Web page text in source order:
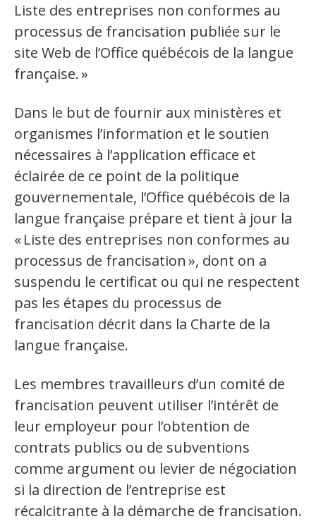
Jeux et outils terminolinguistiques
Intégration linguistique
Témoignages
Espace militant
Matériel à télécharger
Nos campagnes
Liste des entreprises non conformes au
processus de francisation publiée sur le
site Web de l’Office québécois de la langue
française. »
Dans le but de fournir aux ministères et
organismes l’information et le soutien
nécessaires à l’application efficace et
éclairée de ce point de la politique
gouvernementale, l’Office québécois de la
langue française prépare et tient à jour la
« Liste des entreprises non conformes au
processus de francisation », dont on a
suspendu le certificat ou qui ne respectent
pas les étapes du processus de
francisation décrit dans la Charte de la
langue française.
Les membres travailleurs d’un comité de
francisation peuvent utiliser l’intérêt de
leur employeur pour l’obtention de
contrats publics ou de subventions
comme argument ou levier de négociation
si la direction de l’entreprise est
récalcitrante à la démarche de francisation.